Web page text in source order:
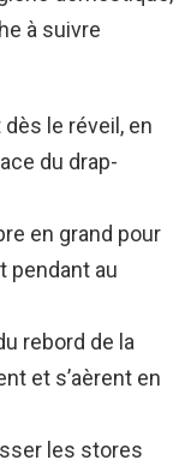
à suivre
le réveil, en
du drap-
en grand pour
pendant au
rebord de la
et s’aèrent en
les stores